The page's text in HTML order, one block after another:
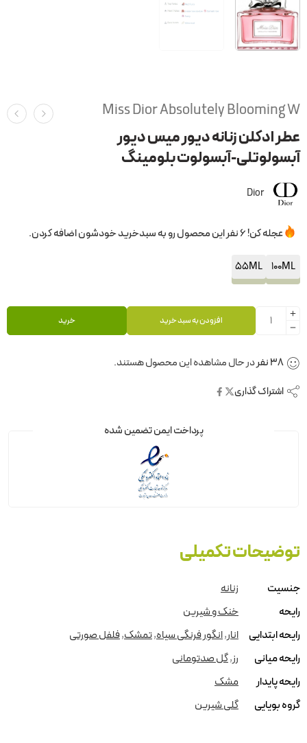
Miss Dior Absolutely Blooming W
عطر ادکلن زنانه دیور میس دیور
آبسولوتلی-آبسولوت بلومینگ
Dior
عجله کن! 6 نفر این محصول رو به سبدخرید خودشون اضافه کردن.
100ML
55ML
افزودن به سبد خرید خرید
38نفردر حال مشاهده این محصول هستند.
اشتراک گذاری
پرداخت ایمن تضمین شده
توضیحات تکمیلی
جنسیت
زنانه
رایحه
خنک و شیرین
رایحه ابتدایی
انار,انگور فرنگی سیاه,تمشک,فلفل صورتی
رایحه میانی
رز,گل صدتومانی
رایحه پایدار
مشک
گروه بویایی
گلی شیرین